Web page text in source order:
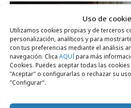
Uso de
Utilizamos cookies propias y de terceros
personalización, analíticos y para
con tus preferencias mediante el análisis
navegación. Clica AQUÍpara más
Cookies. Puedes aceptar todas las
"Aceptar" o configurarlas o rechazar su
"Configurar".